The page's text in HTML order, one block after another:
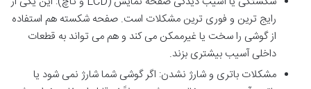
رایج ترین و فوری ترین مشکلات است. صفحه شکسته هم استفاده
از گوشی را سخت یا غیرممکن می کند و هم می تواند به قطعات
داخلی آسیب بیشتری بزند.
مشکلات باتری و شارژ نشدن: اگر گوشی شما شارژ نمی شود یا